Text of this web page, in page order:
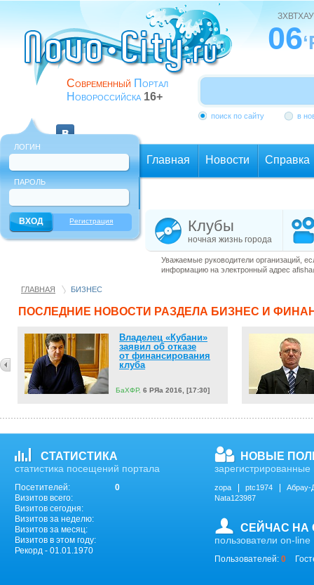
Современный Портал
Новороссийска 16+
ЗХВТХАУ
06
поиск по сайту в
ЛОГИН
ПАРОЛЬ
Регистрация
Главная Новости Справка
Клубы
ночная жизнь города
Уважаемые руководители организаций,
информацию на электронный адрес
ГЛАВНАЯ БИЗНЕС
ПОСЛЕДНИЕ НОВОСТИ РАЗДЕЛА БИЗНЕС И
Владелец «Кубани»
заявил об отказе
от финансирования
клуба
БаХФР, 6 РЯа 2016, [17:30]
СТАТИСТИКА
статистика посещений портала
Посетителей:
0
Визитов всего:
Визитов сегодня:
Визитов за неделю:
Визитов за месяц:
Визитов в этом году:
Рекорд - 01.01.1970
НОВЫЕ
зарегистрированные
zopa ptc1974
Абрау-
Nata123987
СЕЙЧАС НА
пользователи on-line
Пользователей: 0